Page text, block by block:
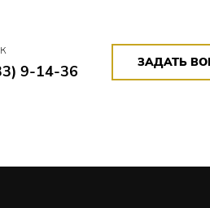
9-14-36 ЗАДАТЬ